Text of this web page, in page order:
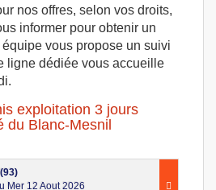
nos offres, selon vos droits,
informer pour obtenir un
vous propose un suivi
ligne dédiée vous accueille
exploitation 3 jours
du Blanc-Mesnil
Mer 12 Aout 2026